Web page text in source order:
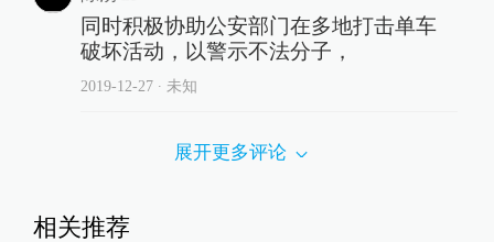
同时积极协助公安部门在多地打击单车
破坏活动，以警示不法分子，
2019-12-27∙ 未知
展开更多评论
相关推荐